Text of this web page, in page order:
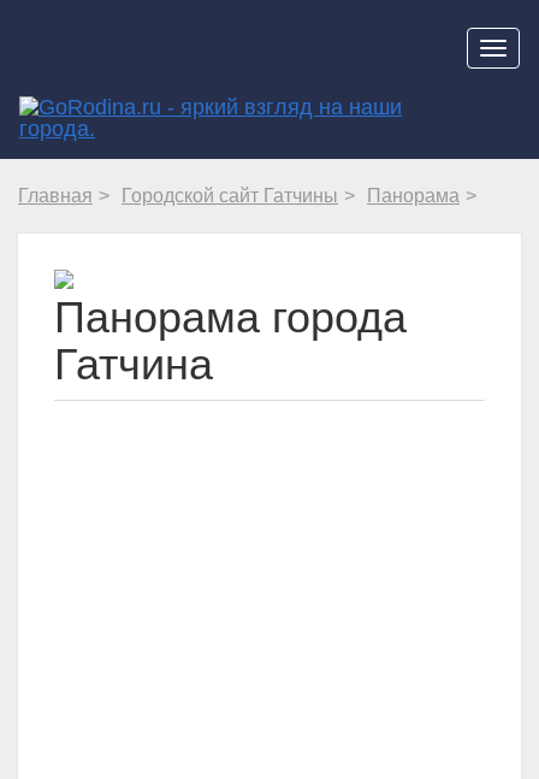
Главная Городской сайт Гатчины Панорама
Панорама города
Гатчина